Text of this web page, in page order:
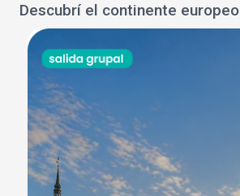
Descubrí el continente europeo